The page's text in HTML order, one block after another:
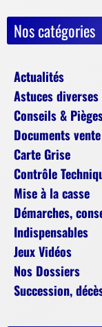
Nos catégories
Actualités
Astuces diverses
Conseils &
Documents
Carte Grise
Contrôle
Mise à la casse
Démarches,
Indispensables
Jeux Vidéos
Nos Dossiers
Succession,